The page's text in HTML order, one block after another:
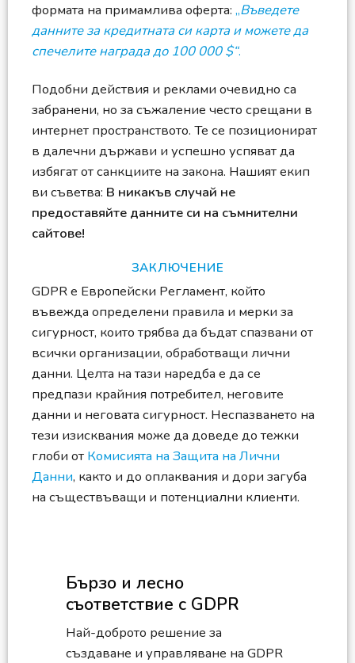
формата на примамлива оферта: „Въведете
данните за кредитната си карта и можете да
спечелите награда до 100 000 $“.
Подобни действия и реклами очевидно са
забранени, но за съжаление често срещани в
интернет пространството. Те се позиционират
в далечни държави и успешно успяват да
избягат от санкциите на закона. Нашият екип
ви съветва: В никакъв случай не
предоставяйте данните си на съмнителни
сайтове!
ЗАКЛЮЧЕНИЕ
GDPR е Европейски Регламент, който
въвежда определени правила и мерки за
сигурност, които трябва да бъдат спазвани от
всички организации, обработващи лични
данни. Целта на тази наредба е да се
предпази крайния потребител, неговите
данни и неговата сигурност. Неспазването на
тези изисквания може да доведе до тежки
глоби от Комисията на Защита на Лични
Данни, както и до оплаквания и дори загуба
на съществъващи и потенциални клиенти.
Бързо и лесно
съответствие с GDPR
Най-доброто решение за
създаване и управляване на GDPR